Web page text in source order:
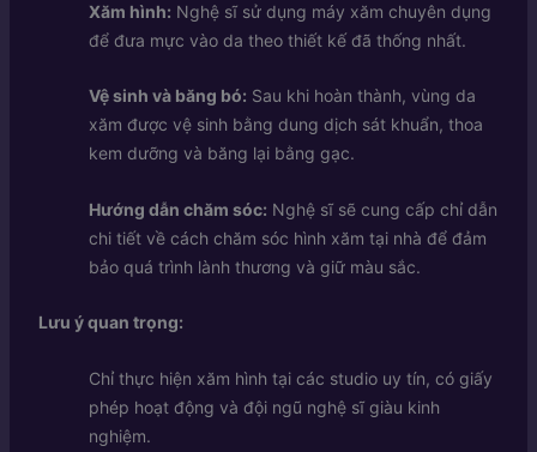
Xăm hình: Nghệ sĩ sử dụng máy xăm chuyên dụng
để đưa mực vào da theo thiết kế đã thống nhất.
Vệ sinh và băng bó: Sau khi hoàn thành, vùng da
xăm được vệ sinh bằng dung dịch sát khuẩn, thoa
kem dưỡng và băng lại bằng gạc.
Hướng dẫn chăm sóc: Nghệ sĩ sẽ cung cấp chỉ dẫn
chi tiết về cách chăm sóc hình xăm tại nhà để đảm
bảo quá trình lành thương và giữ màu sắc.
Lưu ý quan trọng:
Chỉ thực hiện xăm hình tại các studio uy tín, có giấy
phép hoạt động và đội ngũ nghệ sĩ giàu kinh
nghiệm.